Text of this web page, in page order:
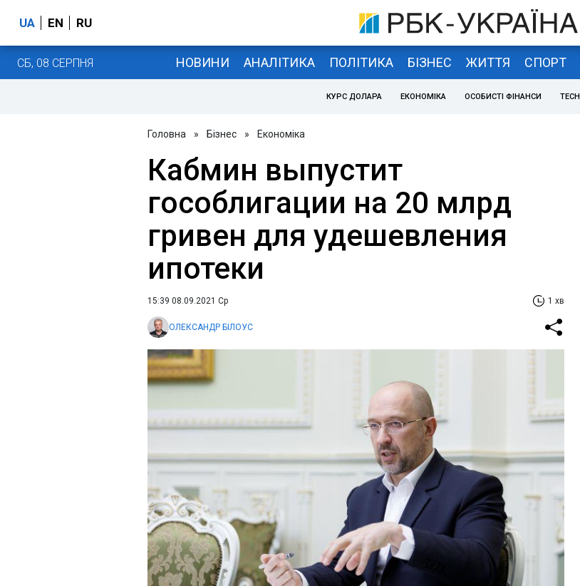
UA EN RU
СБ, 08 СЕРПНЯ НОВИНИ АНАЛІТИКА ПОЛІТИКА БІЗНЕС ЖИТТЯ СПОРТ
КУРС ДОЛАРА ЕКОНОМІКА ОСОБИСТІ ФІНАНСИ TECH
Головна » Бізнес » Економіка
Кабмин выпустит
гособлигации на 20 млрд
гривен для удешевления
ипотеки
15:39 08.09.2021 Ср 1 хв
ОЛЕКСАНДР БІЛОУС